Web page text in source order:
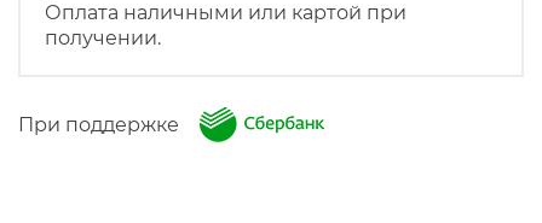
Оплата наличными или картой при
получении.
При поддержке